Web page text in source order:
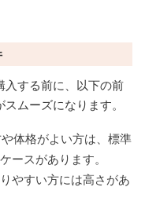
入する前に、以下の前
ムーズになります。
や体格がよい方は、標準
ースがあります。
やすい方には高さがあ